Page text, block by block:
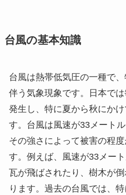
台風の基本知識
台風は熱帯低気圧の一種で
伴う気象現象です。日本で
発生し、特に夏から秋にか
す。台風は風速が33メートル
その強さによって被害の程
す。例えば、風速が33メー
瓦が飛ばされたり、樹木が
ります。過去の台風では、